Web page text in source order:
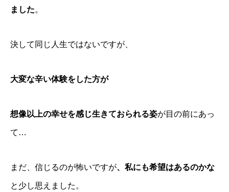
ました。
決して同じ人生ではないですが、
大変な辛い体験をした方が
想像以上の幸せを感じ生きておられる姿が目の前にあっ
て…
まだ、信じるのが怖いですが、私にも希望はあるのかな
と少し思えました。